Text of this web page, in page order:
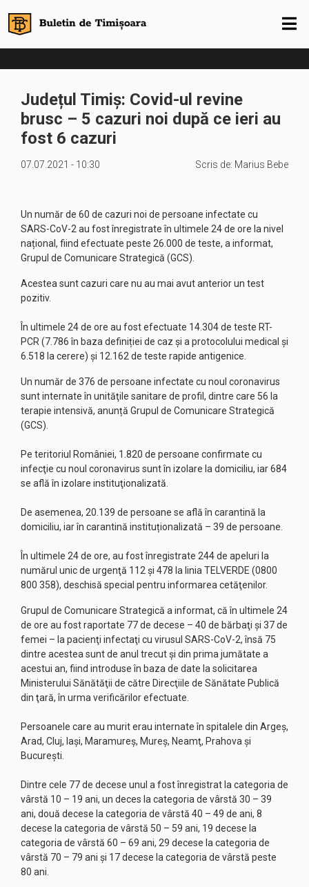
Județul Timiș: Covid-ul revine
brusc – 5 cazuri noi după ce ieri au
fost 6 cazuri
07.07.2021 - 10:30 Scris de: Marius Bebe
Un număr de 60 de cazuri noi de persoane infectate cu
SARS-CoV-2 au fost înregistrate în ultimele 24 de ore la nivel
național, fiind efectuate peste 26.000 de teste, a informat,
Grupul de Comunicare Strategică (GCS).
Acestea sunt cazuri care nu au mai avut anterior un test
pozitiv.
În ultimele 24 de ore au fost efectuate 14.304 de teste RT-
PCR (7.786 în baza definiției de caz şi a protocolului medical şi
6.518 la cerere) şi 12.162 de teste rapide antigenice.
Un număr de 376 de persoane infectate cu noul coronavirus
sunt internate în unităţile sanitare de profil, dintre care 56 la
terapie intensivă, anunță Grupul de Comunicare Strategică
(GCS).
Pe teritoriul României, 1.820 de persoane confirmate cu
infecţie cu noul coronavirus sunt în izolare la domiciliu, iar 684
se află în izolare instituţionalizată.
De asemenea, 20.139 de persoane se află în carantină la
domiciliu, iar în carantină instituționalizată – 39 de persoane.
În ultimele 24 de ore, au fost înregistrate 244 de apeluri la
numărul unic de urgenţă 112 şi 478 la linia TELVERDE (0800
800 358), deschisă special pentru informarea cetăţenilor.
Grupul de Comunicare Strategică a informat, că în ultimele 24
de ore au fost raportate 77 de decese – 40 de bărbaţi şi 37 de
femei – la pacienţi infectaţi cu virusul SARS-CoV-2, însă 75
dintre acestea sunt de anul trecut şi din prima jumătate a
acestui an, fiind introduse în baza de date la solicitarea
Ministerului Sănătăţii de către Direcţiile de Sănătate Publică
din ţară, în urma verificărilor efectuate.
Persoanele care au murit erau internate în spitalele din Argeş,
Arad, Cluj, Iaşi, Maramureş, Mureş, Neamţ, Prahova şi
Bucureşti.
Dintre cele 77 de decese unul a fost înregistrat la categoria de
vârstă 10 – 19 ani, un deces la categoria de vârstă 30 – 39
ani, două decese la categoria de vârstă 40 – 49 de ani, 8
decese la categoria de vârstă 50 – 59 ani, 19 decese la
categoria de vârstă 60 – 69 ani, 29 decese la categoria de
vârstă 70 – 79 ani şi 17 decese la categoria de vârstă peste
80 ani.